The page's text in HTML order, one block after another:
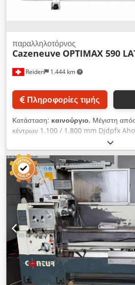
Reiden 1.444 km
παραλληλοτόρνος
Cazeneuve OPTIMAX 590
Πληροφορίες τιμής
Κατάσταση: καινούργιο, Μέγιστη
κέντρων 1.100 / 1.800 mm Djdpfx
περιστροφής πάνω από την βάση 538
περιστροφής πάνω από το καρότσι
άξονα σύμφωνα με το πρότυπο DIN
άξονα 82 mm Μέγιστη ταχύτητα
στροφές/λεπτό Ισχύς κινητήρα 12/30
2.700 / 3.000 kg